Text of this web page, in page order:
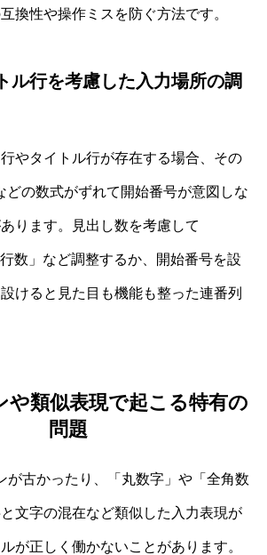
換性や操作ミスを防ぐ方法です。
ル行を考慮した入力場所の調
やタイトル行が存在する場合、その
どの数式がずれて開始番号が意図しな
ります。見出し数を考慮して
行数」など調整するか、開始番号を設
けると見た目も機能も整った連番列
や類似表現で起こる特有の
問題
が古かったり、「丸数字」や「全角数
文字の混在など類似した入力表現が
が正しく働かないことがあります。